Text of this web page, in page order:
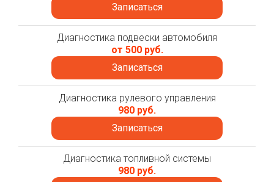
Записаться
Диагностика подвески автомобиля
от 500 руб.
Записаться
Диагностика рулевого управления
980 руб.
Записаться
Диагностика топливной системы
980 руб.